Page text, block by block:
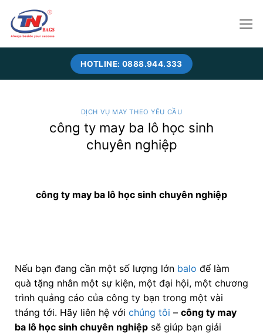
content
HOTLINE: 0888.944.333
DỊCH VỤ MAY THEO YÊU CẦU
công ty may ba lô học sinh
chuyên nghiệp
công ty may ba lô học sinh chuyên nghiệp
Nếu bạn đang cần một số lượng lớn balo để làm
quà tặng nhân một sự kiện, một đại hội, một chương
trình quảng cáo của công ty bạn trong một vài
tháng tới. Hãy liên hệ với chúng tôi – công ty may
ba lô học sinh chuyên nghiệpsẽ giúp bạn giải